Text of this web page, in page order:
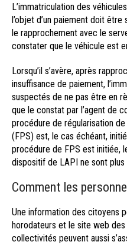
L’immatriculation des
l’objet d’un paiement doit
le rapprochement avec le
constater que le véhicule est
Lorsqu’il s’avère, après
insuffisance de paiement,
suspectés de ne pas être en
que le constat par l’agent de
procédure de régularisation
(FPS) est, le cas échéant,
procédure de FPS est initiée,
dispositif de LAPI ne sont
Comment les
Une information des citoyens
horodateurs et le site web
collectivités peuvent aussi